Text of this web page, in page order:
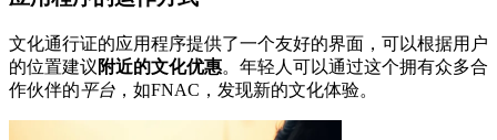
文化通行证的应用程序提供了一个友好的界面，可以根据用户
的位置建议附近的文化优惠。年轻人可以通过这个拥有众多合
作伙伴的平台 ，如FNAC，发现新的文化体验。